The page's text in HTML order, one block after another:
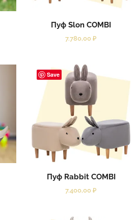
Пуф Slon COMBI
7.780,00 ₽
Save
Пуф Rabbit COMBI
7.400,00 ₽